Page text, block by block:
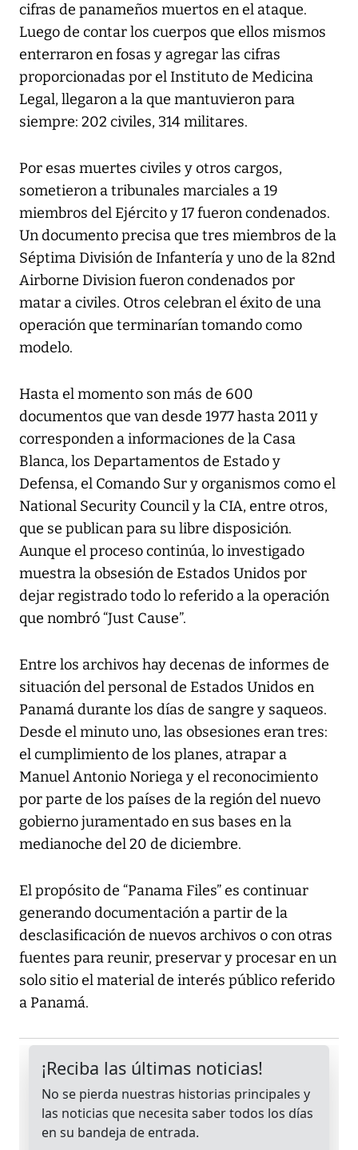
cifras de panameños muertos en el ataque.
Luego de contar los cuerpos que ellos mismos
enterraron en fosas y agregar las cifras
proporcionadas por el Instituto de Medicina
Legal, llegaron a la que mantuvieron para
siempre: 202 civiles, 314 militares.
Por esas muertes civiles y otros cargos,
sometieron a tribunales marciales a 19
miembros del Ejército y 17 fueron condenados.
Un documento precisa que tres miembros de la
Séptima División de Infantería y uno de la 82nd
Airborne Division fueron condenados por
matar a civiles. Otros celebran el éxito de una
operación que terminarían tomando como
modelo.
Hasta el momento son más de 600
documentos que van desde 1977 hasta 2011 y
corresponden a informaciones de la Casa
Blanca, los Departamentos de Estado y
Defensa, el Comando Sur y organismos como el
National Security Council y la CIA, entre otros,
que se publican para su libre disposición.
Aunque el proceso continúa, lo investigado
muestra la obsesión de Estados Unidos por
dejar registrado todo lo referido a la operación
que nombró “Just Cause”.
Entre los archivos hay decenas de informes de
situación del personal de Estados Unidos en
Panamá durante los días de sangre y saqueos.
Desde el minuto uno, las obsesiones eran tres:
el cumplimiento de los planes, atrapar a
Manuel Antonio Noriega y el reconocimiento
por parte de los países de la región del nuevo
gobierno juramentado en sus bases en la
medianoche del 20 de diciembre.
El propósito de “Panama Files” es continuar
generando documentación a partir de la
desclasificación de nuevos archivos o con otras
fuentes para reunir, preservar y procesar en un
solo sitio el material de interés público referido
a Panamá.